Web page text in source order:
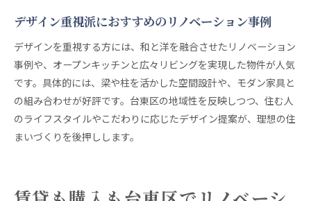
デザイン重視派におすすめのリノベーション事例
デザインを重視する方には、和と洋を融合させたリノベーション
事例や、オープンキッチンと広々リビングを実現した物件が人気
です。具体的には、梁や柱を活かした空間設計や、モダン家具と
の組み合わせが好評です。台東区の地域性を反映しつつ、住む人
のライフスタイルやこだわりに応じたデザイン提案が、理想の住
まいづくりを後押しします。